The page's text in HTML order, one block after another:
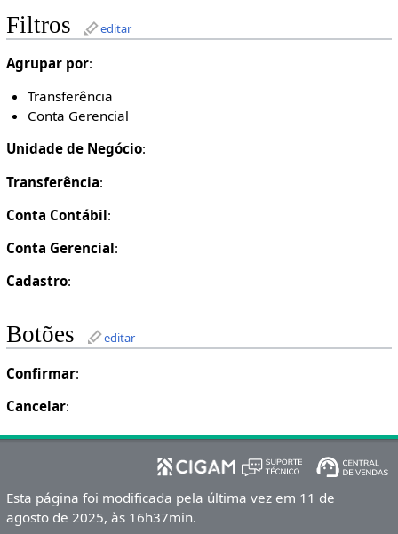
Filtros editar
Agrupar por:
Transferência
Conta Gerencial
Unidade de Negócio:
Transferência:
Conta Contábil:
Conta Gerencial:
Cadastro:
Botões editar
Confirmar:
Cancelar:
Esta página foi modificada pela última vez em 11 de
agosto de 2025, às 16h37min.